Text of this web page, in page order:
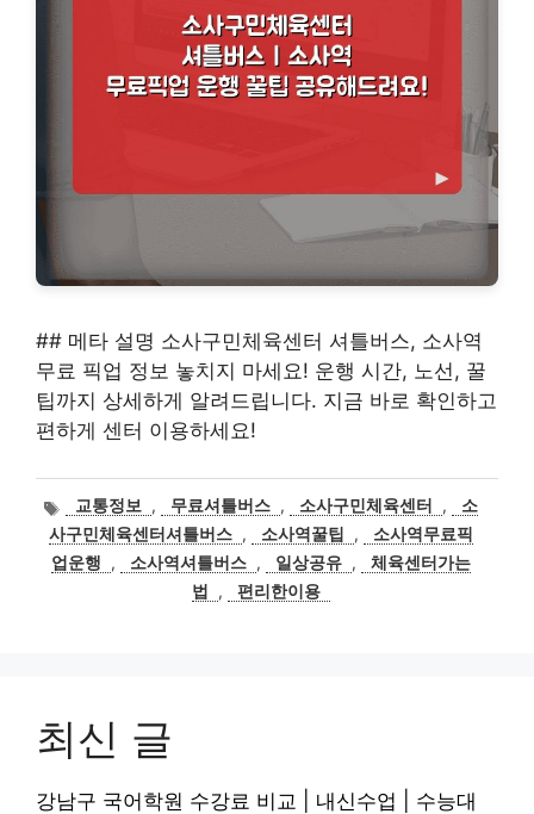
## 메타 설명 소사구민체육센터 셔틀버스, 소사역
무료 픽업 정보 놓치지 마세요! 운행 시간, 노선, 꿀
팁까지 상세하게 알려드립니다. 지금 바로 확인하고
편하게 센터 이용하세요!
태
그
교통정보 , 무료셔틀버스 , 소사구민체육센터 ,
소
사구민체육센터셔틀버스 , 소사역꿀팁 ,
소사역무료픽
업운행
, 소사역셔틀버스 , 일상공유 ,
체육센터가는
법
, 편리한이용
최신 글
강남구 국어학원 수강료 비교 | 내신수업 | 수능대